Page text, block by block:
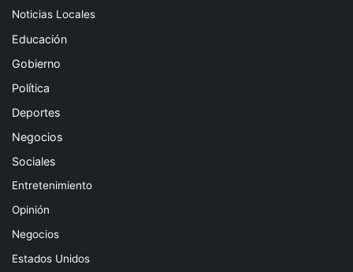
Noticias Locales
Educación
Gobierno
Política
Deportes
Negocios
Sociales
Entretenimiento
Opinión
Negocios
Estados Unidos